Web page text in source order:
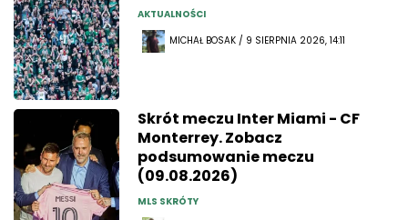
AKTUALNOŚCI
MICHAŁ BOSAK / 9 SIERPNIA 2026, 14:11
Skrót meczu Inter Miami - CF
Monterrey. Zobacz
podsumowanie meczu
(09.08.2026)
MLS SKRÓTY